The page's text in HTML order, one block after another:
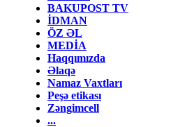
BAKUPOST TV
İDMAN
ÖZ ƏL
MEDİA
Haqqımızda
Əlaqə
Namaz Vaxtları
Peşə etikası
Zəngimcell
...